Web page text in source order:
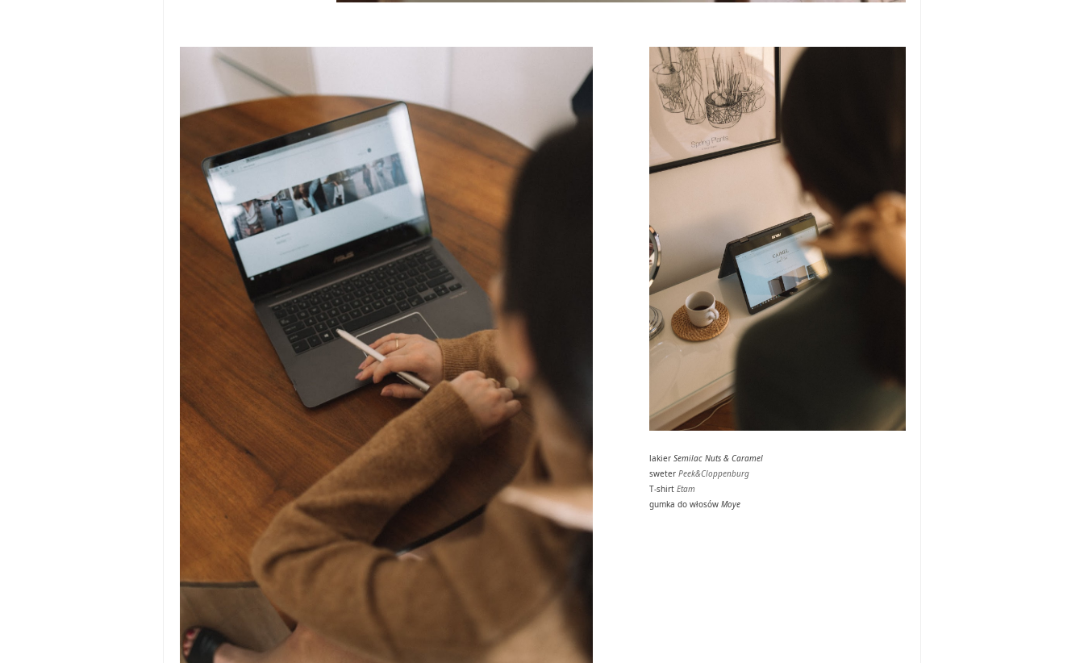
lakier Semilac Nuts & Caramel
sweter Peek&Cloppenburg
T-shirt Etam
gumka do włosów Moye